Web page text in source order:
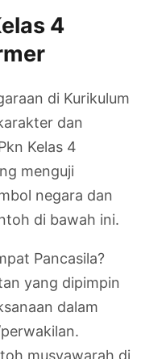
4
di Kurikulum
dan
Kelas 4
menguji
negara dan
di bawah ini.
Pancasila?
yang dipimpin
dalam
musyawarah di